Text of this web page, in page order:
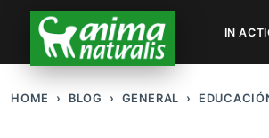
IN
HOME BLOG GENERAL